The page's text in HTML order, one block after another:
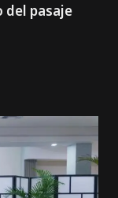
del pasaje